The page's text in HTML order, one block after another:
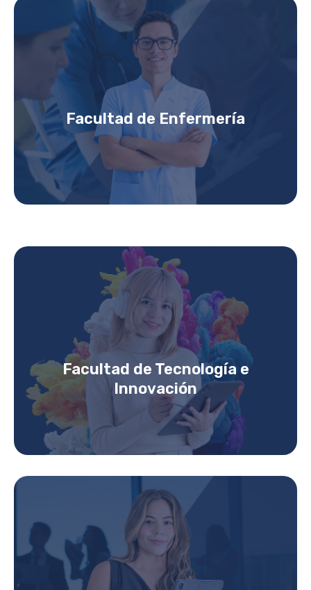
Facultad de Enfermería
Facultad de Tecnología e
Innovación